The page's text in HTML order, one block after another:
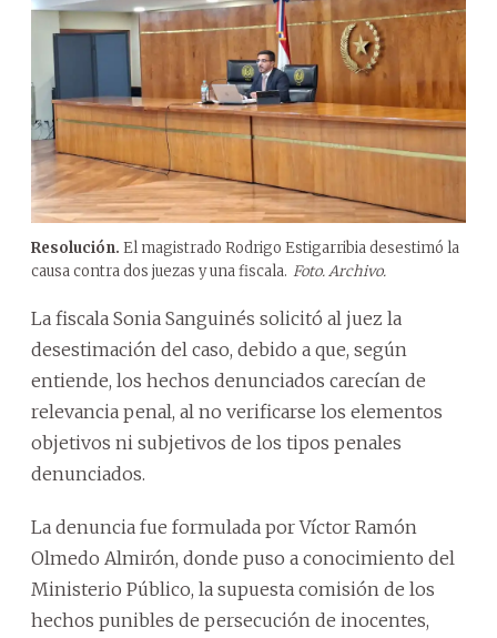
Resolución. El magistrado Rodrigo Estigarribia desestimó la
causa contra dos juezas y una fiscala. Foto. Archivo.
La fiscala Sonia Sanguinés solicitó al juez la
desestimación del caso, debido a que, según
entiende, los hechos denunciados carecían de
relevancia penal, al no verificarse los elementos
objetivos ni subjetivos de los tipos penales
denunciados.
La denuncia fue formulada por Víctor Ramón
Olmedo Almirón, donde puso a conocimiento del
Ministerio Público, la supuesta comisión de los
hechos punibles de persecución de inocentes,